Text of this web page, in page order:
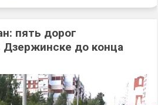
пять дорог
до конца